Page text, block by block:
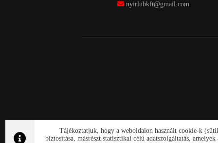
nyirlubkft@gmail.com
Tájékoztatjuk, hogy a weboldalon használt cookie-k
biztosítása, másrészt statisztikai célú adatszolgáltatás,